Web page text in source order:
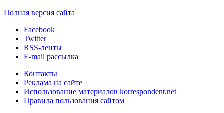
Полная версия сайта
Facebook
Twitter
RSS-ленты
E-mail рассылка
Контакты
Реклама на сайте
Использование материалов korrespondent.net
Правила пользования сайтом